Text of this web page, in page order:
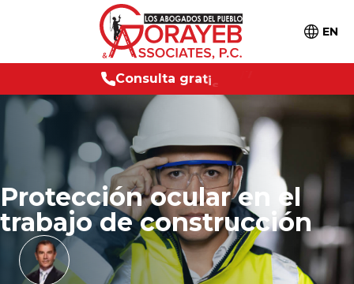
EN
Consulta grati
Protección ocular en el
trabajo de construcción